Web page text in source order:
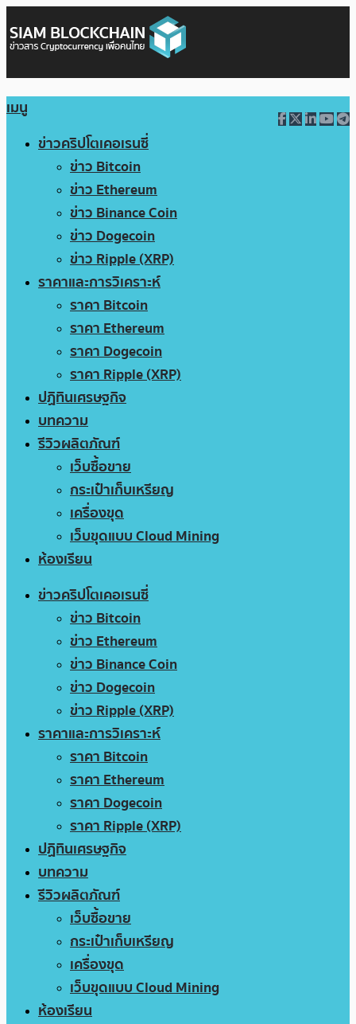
เมนู
ข่าวคริปโตเคอเรนซี่
ข่าว Bitcoin
ข่าว Ethereum
ข่าว Binance Coin
ข่าว Dogecoin
ข่าว Ripple (XRP)
ราคาและการวิเคราะห์
ราคา Bitcoin
ราคา Ethereum
ราคา Dogecoin
ราคา Ripple (XRP)
ปฏิทินเศรษฐกิจ
บทความ
รีวิวผลิตภัณฑ์
เว็บซื้อขาย
กระเป๋าเก็บเหรียญ
เครื่องขุด
เว็บขุดแบบ Cloud Mining
ห้องเรียน
ข่าวคริปโตเคอเรนซี่
ข่าว Bitcoin
ข่าว Ethereum
ข่าว Binance Coin
ข่าว Dogecoin
ข่าว Ripple (XRP)
ราคาและการวิเคราะห์
ราคา Bitcoin
ราคา Ethereum
ราคา Dogecoin
ราคา Ripple (XRP)
ปฏิทินเศรษฐกิจ
บทความ
รีวิวผลิตภัณฑ์
เว็บซื้อขาย
กระเป๋าเก็บเหรียญ
เครื่องขุด
เว็บขุดแบบ Cloud Mining
ห้องเรียน